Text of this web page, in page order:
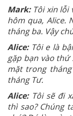
Mark:Tôi xin lỗi
hôm qua, Alice.
tháng ba. Vậy
Alice:Tôi e là
gặp bạn vào thứ
mặt trong
tháng Tư.
Alice:Tôi sẽ đi
thì sao? Chúng